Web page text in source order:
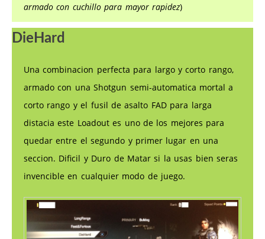
armado con cuchillo para mayor rapidez)
DieHard
Una combinacion perfecta para largo y corto rango,
armado con una Shotgun semi-automatica mortal a
corto rango y el fusil de asalto FAD para larga
distacia este Loadout es uno de los mejores para
quedar entre el segundo y primer lugar en una
seccion. Dificil y Duro de Matar si la usas bien seras
invencible en cualquier modo de juego.